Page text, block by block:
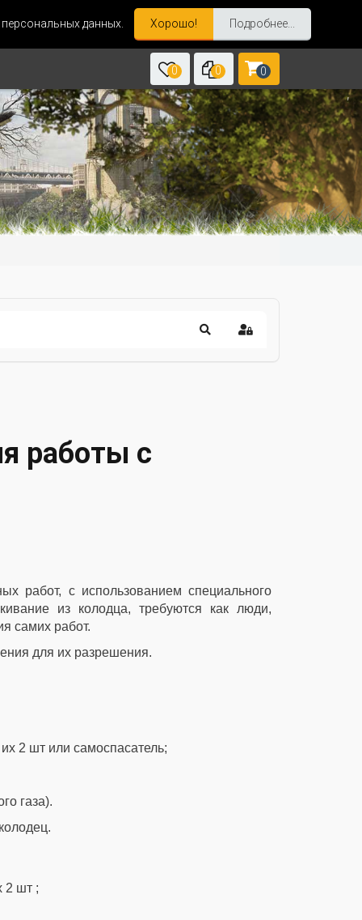
данных. Хорошо! Подробнее...
0 0 0
работы с
работ, с использованием специального
из колодца, требуются как люди,
самих работ.
для их разрешения.
2 шт или самоспасатель;
газа).
2 шт ;